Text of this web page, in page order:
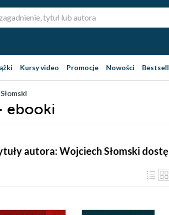
Kursy video Promocje Nowości
ebooki
autora: Wojciech Słomski